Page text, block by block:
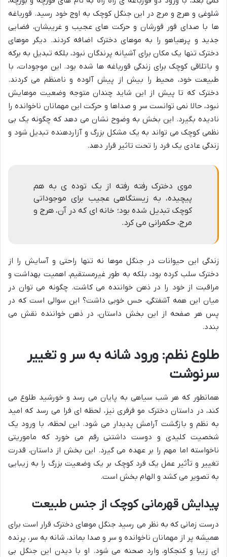
شلوغی و هرج و مرج در این جنگل کوچک به اوج خود رسید. قورباغه
ها با صدای قور قورشان و حرکت های عجیب و غریبشان، فضایی
جدید و پرهیاهو را به موهای دخترک اضافه کردند. دیگر موهای
دخترک تنها یک مکان برای آشیانه پرندگان نبود، بلکه تبدیل به برکه
و باتلاقی کوچک برای زندگی قورباغه ها شده بود. این موجودات، با
طبیعت خود، محیط را بیش از پیش آلوده و نامنظم می کردند.
دخترک که تا پیش از این شاید چندان متوجه وضعیت موهایش
نبود، حالا نمی توانست سر و صداها و حرکت این مهمانان ناخوانده را
نادیده بگیرد. این بخش به وضوح نشان می دهد که چگونه یک بی
نظمی کوچک می تواند به یک مشکل بزرگ و آزاردهنده تبدیل شود و
زندگی عادی یک فرد را تحت تاثیر قرار دهد.
موی دخترک رفته رفته از یک توده ی به هم
پیچیده، به زیستگاهی عجیب برای موجوداتی
کوچک تبدیل شده بود؛ خانه ای که در آن، هرج و
مرج، حکمرانی می کرد.
زندگی این حیوانات در جنگل موها نه تنها راحتی و آسایش را از
دخترک سلب کرده بود، بلکه به طور غیرمستقیم، اهمیت بهداشت و
مراقبت از خود را در ذهن خواننده می کاشت. چگونه می توان در
میان این همه آشفتگی، حس خوبی داشت؟ این سوالی است که در
پس هر صفحه از این بخش داستان، در ذهن خواننده نقش می
بندد.
طلوع نظم: ورود شانه به سر و تغییر
سرنوشت
همانطور که هر شب سیاهی به پایان می رسد و خورشید طلوع می
کند، در داستان دخترک مو فرفری نیز، لحظه ای فرا می رسد که امید
به نظم و بازگشت آرامش پدیدار می شود. این لحظه، با ورود یک
شخصیت کلیدی و دوست داشتنی رقم می خورد که ماموریتی
ناخواسته اما مهم را بر عهده می گیرد. این بخش از داستان، قدرت
تغییر و تأثیر عمل یک فرد کوچک بر یک وضعیت بزرگ را به زیبایی
به تصویر می کشد و الهام بخش است.
پیدایش قهرمانی کوچک از جنس طبیعت
درست زمانی که به نظر می رسید جنگل موهای دخترک قرار است برای
همیشه پر از مهمانان ناخوانده و سر و صدا بماند، شانه به سر، پرنده
ای زیبا و کنجکاو، وارد صحنه می شود. او با دیدن این جنگل بی